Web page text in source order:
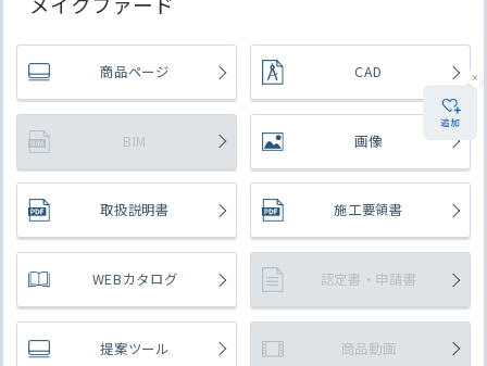
商品ページ CAD
BIM 画像
取扱説明書 施工要領書
WEBカタログ 認定書・申請書
提案ツール 商品動画